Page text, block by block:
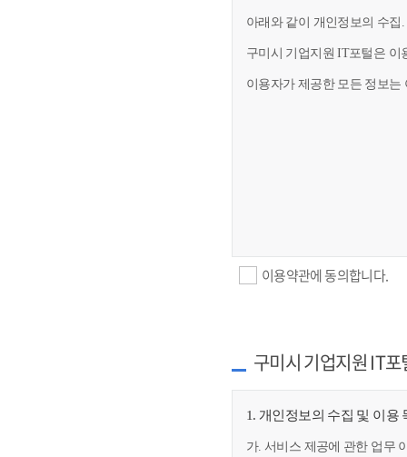
아래와 같이 개인정보의 수집
구미시 기업지원 IT포털은 이
이용자가 제공한 모든 정보
이용약관에 동의합니다.
구미시 기업지원 IT
1. 개인정보의 수집 및 이용
가. 서비스 제공에 관한 업무